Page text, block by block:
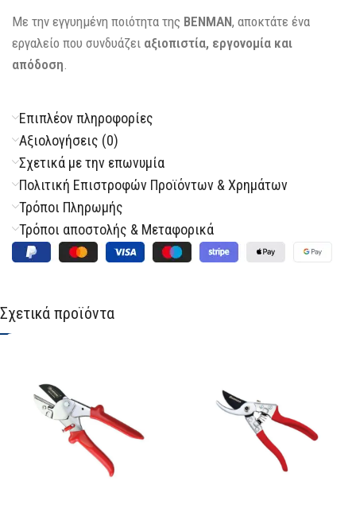
Με την εγγυημένη ποιότητα της BENMAN, αποκτάτε ένα
εργαλείο που συνδυάζει αξιοπιστία, εργονομία και
απόδοση
Επιπλέον πληροφορίες
Αξιολογήσεις (0)
Σχετικά με την επωνυμία
Πολιτική Επιστροφών Προϊόντων & Χρημάτων
Τρόποι Πληρωμής
Τρόποι αποστολής & Μεταφορικά
Σχετικά προϊόντα